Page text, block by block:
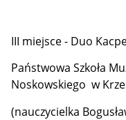
III miejsce - Duo
Państwowa Szkoła
Noskowskiego w
(nauczycielka